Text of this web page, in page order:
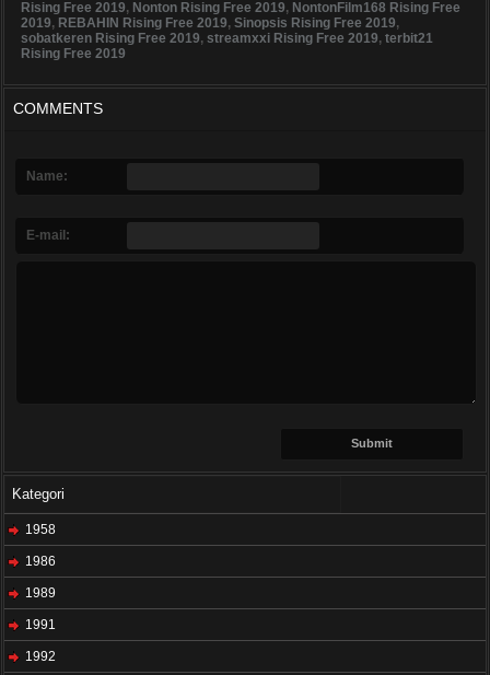
Rising Free 2019, Nonton Rising Free 2019, NontonFilm168 Rising Free
2019, REBAHIN Rising Free 2019, Sinopsis Rising Free 2019,
sobatkeren Rising Free 2019, streamxxi Rising Free 2019, terbit21
Rising Free 2019
COMMENTS
Name:
E-mail:
Kategori
1958
1986
1989
1991
1992